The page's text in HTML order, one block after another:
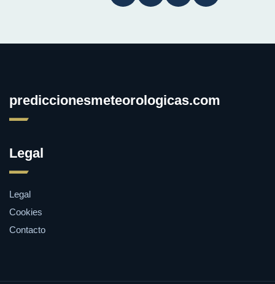
prediccionesmeteorologicas.com
Legal
Legal
Cookies
Contacto